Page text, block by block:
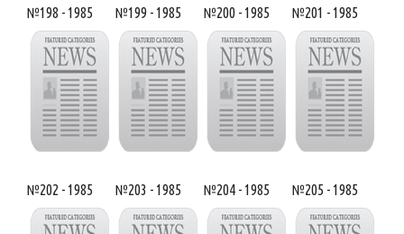
№198 - 1985 №199 - 1985 №200 - 1985 №201 - 1985
№202 - 1985 №203 - 1985 №204 - 1985 №205 - 1985